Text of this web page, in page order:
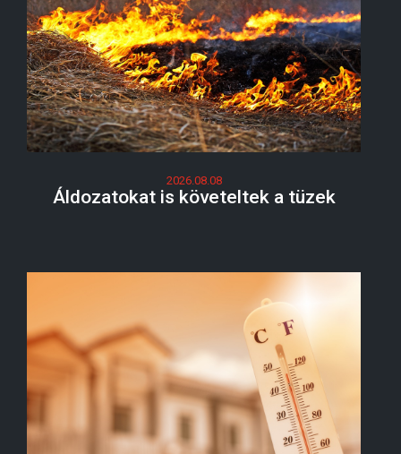
2026.08.08
Áldozatokat is követeltek a tüzek